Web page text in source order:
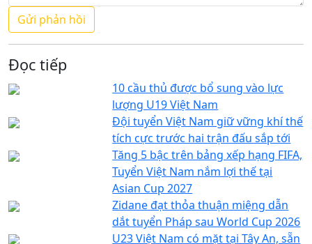
Đọc tiếp
10 cầu thủ được bổ sung vào lực
lượng U19 Việt Nam
Đội tuyển Việt Nam giữ vững khí thế
tích cực trước hai trận đấu sắp tới
Tăng 5 bậc trên bảng xếp hạng FIFA,
Tuyển Việt Nam nắm lợi thế tại
Asian Cup 2027
Zidane đạt thỏa thuận miệng dẫn
dắt tuyển Pháp sau World Cup 2026
U23 Việt Nam có mặt tại Tây An, sẵn